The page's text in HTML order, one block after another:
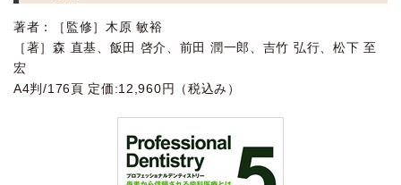
著者：［監修］木原 敏裕
［著］森 直基、飯田 啓介、前田 潤一郎、吉竹 弘行、松下 至
宏
A4判/176頁 定価:12,960円（税込み）